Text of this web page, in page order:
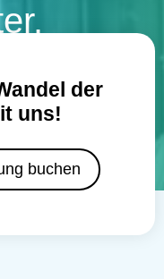
der
uns!
buchen